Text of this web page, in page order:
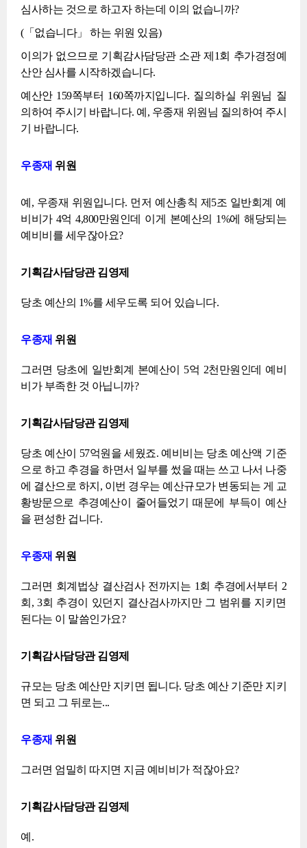
심사하는 것으로 하고자 하는데 이의 없습니까?
(「없습니다」 하는 위원 있음)
이의가 없으므로 기획감사담당관 소관 제1회 추가경정예
산안 심사를 시작하겠습니다.
예산안 159쪽부터 160쪽까지입니다. 질의하실 위원님 질
의하여 주시기 바랍니다. 예, 우종재 위원님 질의하여 주시
기 바랍니다.
우종재 위원
예, 우종재 위원입니다. 먼저 예산총칙 제5조 일반회계 예
비비가 4억 4,800만원인데 이게 본예산의 1%에 해당되는
예비비를 세우잖아요?
기획감사담당관 김영제
당초 예산의 1%를 세우도록 되어 있습니다.
우종재 위원
그러면 당초에 일반회계 본예산이 5억 2천만원인데 예비
비가 부족한 것 아닙니까?
기획감사담당관 김영제
당초 예산이 57억원을 세웠죠. 예비비는 당초 예산액 기준
으로 하고 추경을 하면서 일부를 썼을 때는 쓰고 나서 나중
에 결산으로 하지, 이번 경우는 예산규모가 변동되는 게 교
황방문으로 추경예산이 줄어들었기 때문에 부득이 예산
을 편성한 겁니다.
우종재 위원
그러면 회계법상 결산검사 전까지는 1회 추경에서부터 2
회, 3회 추경이 있던지 결산검사까지만 그 범위를 지키면
된다는 이 말씀인가요?
기획감사담당관 김영제
규모는 당초 예산만 지키면 됩니다. 당초 예산 기준만 지키
면 되고 그 뒤로는...
우종재 위원
그러면 엄밀히 따지면 지금 예비비가 적잖아요?
기획감사담당관 김영제
예.